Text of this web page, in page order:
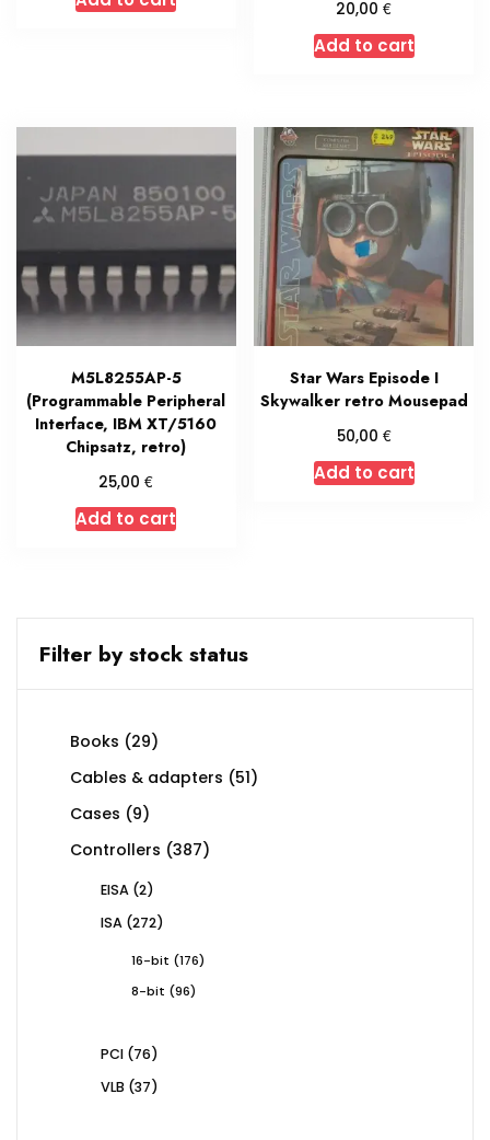
20,00€
Add to cart
M5L8255AP-5
(Programmable Peripheral
Interface, IBM XT/5160
Chipsatz, retro)
25,00€
Add to cart
Star Wars Episode I
Skywalker retro Mousepad
50,00 €
Add to cart
Filter by stock status
Books 2929
Cables & adapters 5151
Cases 99
products
Controllers 387387
EISA 22
ISA 272272
16-bit 176176
8-bit
9696
PCI 7676
VLB 3737